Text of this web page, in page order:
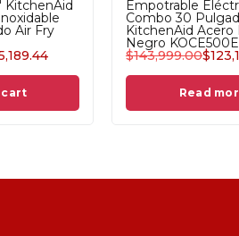
Empotrable 30" KitchenAid
10 pies³ Acero Inoxidable
Negro con Modo Air Fry
KOED530PBS
109,999.00$85,189.44
Add to cart